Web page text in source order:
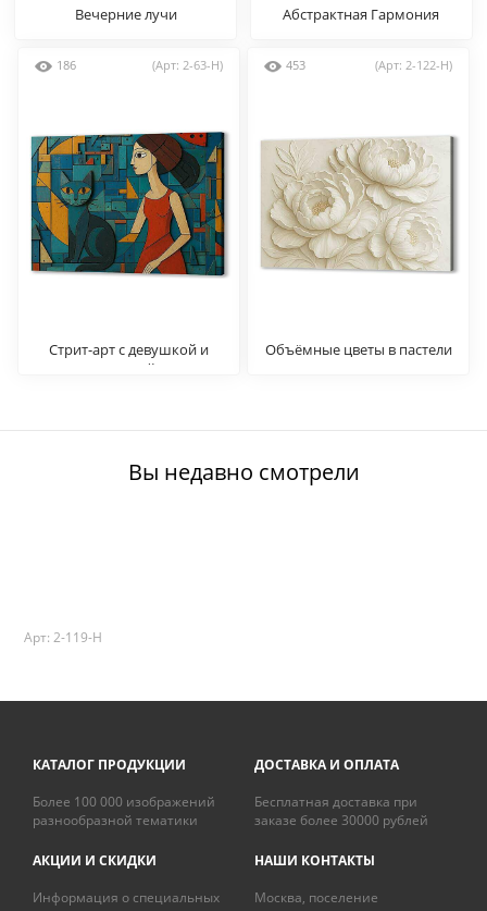
Вечерние лучи Абстрактная Гармония
186 (Арт: 2-63-H)
Стрит-арт с девушкой и
кошкой
453 (Арт: 2-122-H)
Объёмные цветы в пастели
Вы недавно смотрели
Арт: 2-119-H
КАТАЛОГ ПРОДУКЦИИ
Более 100 000 изображений
разнообразной тематики
ДОСТАВКА И ОПЛАТА
Бесплатная доставка при
заказе более 30000 рублей
АКЦИИ И СКИДКИ
Информация о специальных
НАШИ КОНТАКТЫ
Москва, поселение